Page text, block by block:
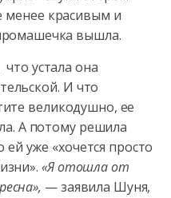
менее красивым и
вышла.
устала она
И что
великодушно, ее
А потому решила
ей уже «хочется просто
«Я отошла от
— заявила Шуня,